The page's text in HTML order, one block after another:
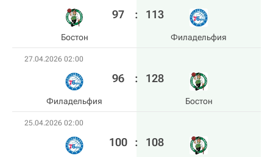
Бостон
97 : 113
Филадельфия
27.04.2026 02:00
Филадельфия
96 : 128
Бостон
25.04.2026 02:00
100 : 108